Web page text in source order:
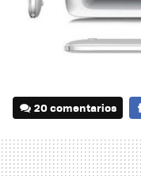
20 comentarios